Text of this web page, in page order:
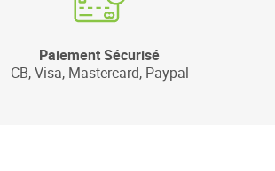
Paiement Sécurisé
CB, Visa, Mastercard, Paypal